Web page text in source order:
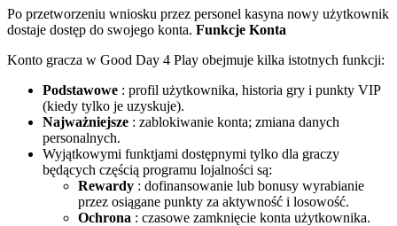
Po przetworzeniu wniosku przez personel kasyna nowy użytkownik
dostaje dostęp do swojego konta. Funkcje Konta
Konto gracza w Good Day 4 Play obejmuje kilka istotnych funkcji:
Podstawowe : profil użytkownika, historia gry i punkty VIP
(kiedy tylko je uzyskuje).
Najważniejsze : zablokiwanie konta; zmiana danych
personalnych.
Wyjątkowymi funktjami dostępnymi tylko dla graczy
będących częścią programu lojalności są:
Rewardy : dofinansowanie lub bonusy wyrabianie
przez osiągane punkty za aktywność i losowość.
Ochrona : czasowe zamknięcie konta użytkownika.